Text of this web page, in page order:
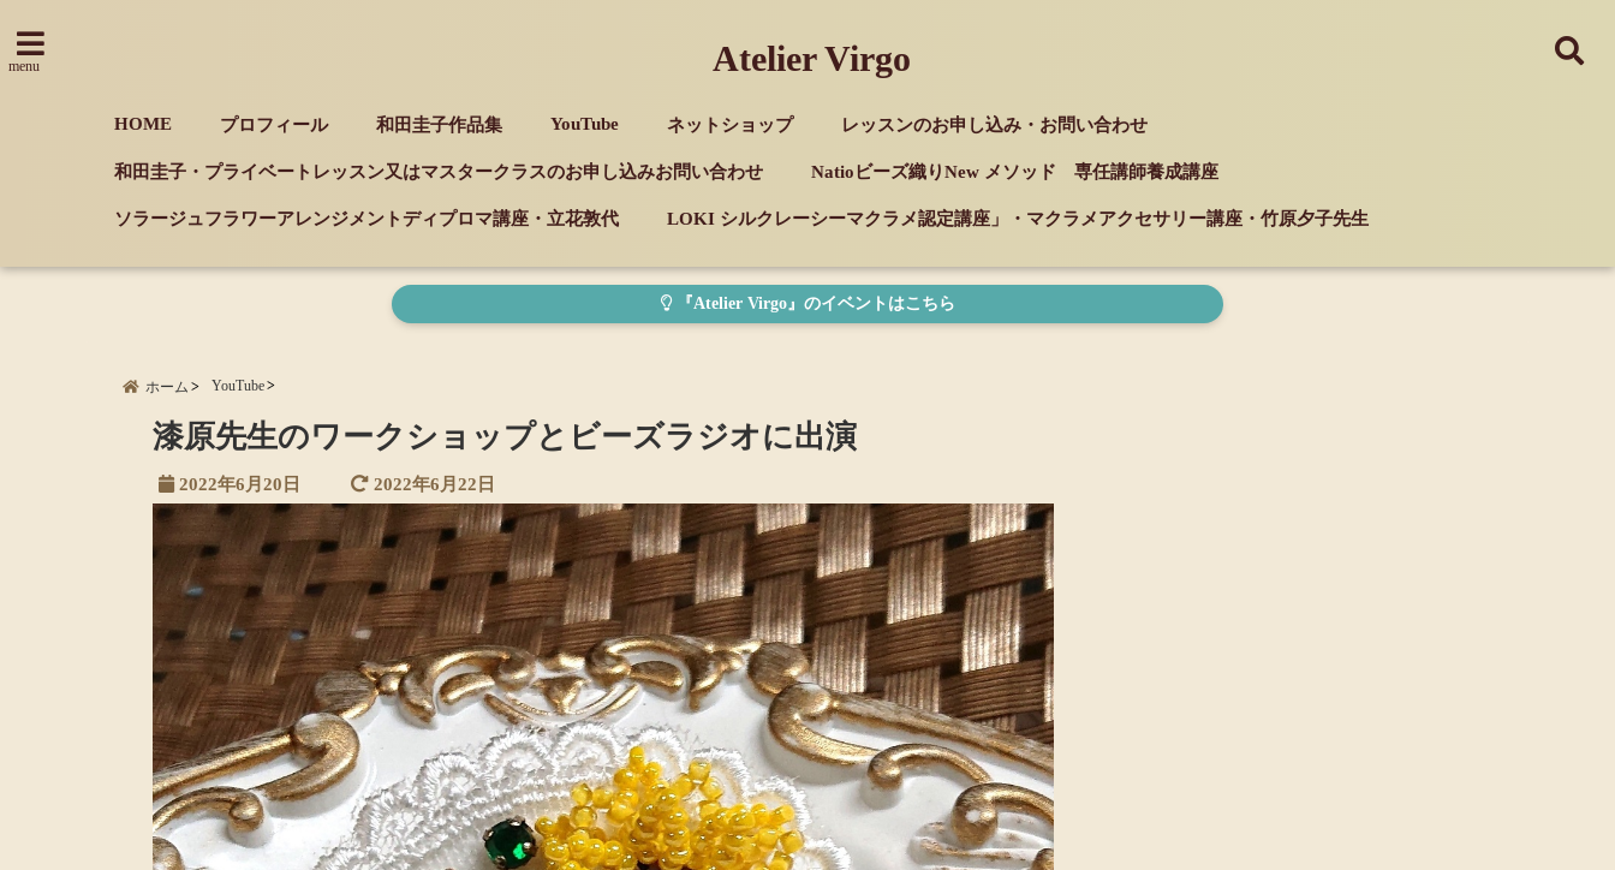
menu Atelier Virgo
HOME プロフィール 和田圭子作品集 YouTube ネットショップ レッスンのお申し込み・お問い合わせ
和田圭子・プライベートレッスン又はマスタークラスのお申し込みお問い合わせ Natioビーズ織りNew メソッド 専任講師養成講座
ソラージュフラワーアレンジメントディプロマ講座・立花敦代 LOKI シルクレーシーマクラメ認定講座」・マクラメアクセサリー講座・竹原夕子先生
『Atelier Virgo』のイベントはこちら
ホーム YouTube
漆原先生のワークショップとビーズラジオに出演
2022年6月20日 2022年6月22日